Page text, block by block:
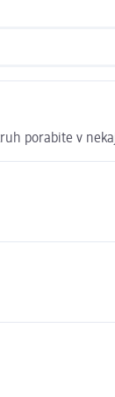
porabite v